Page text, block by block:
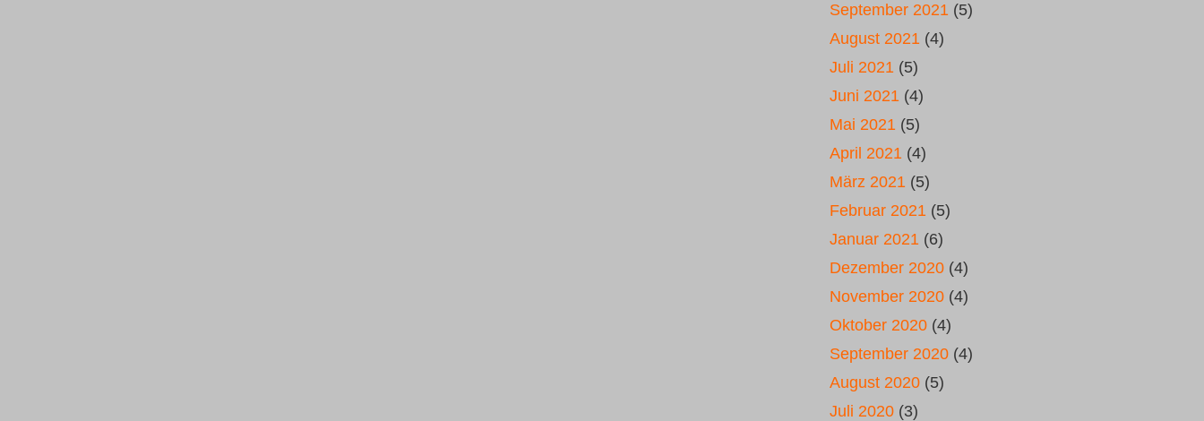
September 2021 (5)
August 2021 (4)
Juli 2021 (5)
Juni 2021 (4)
Mai 2021 (5)
April 2021 (4)
März 2021 (5)
Februar 2021 (5)
Januar 2021 (6)
Dezember 2020 (4)
November 2020 (4)
Oktober 2020 (4)
September 2020 (4)
August 2020 (5)
Juli 2020 (3)